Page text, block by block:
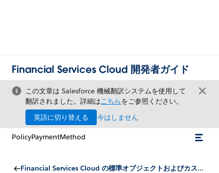
Financial Services Cloud 開発者ガイド
この文章は Salesforce 機械翻訳システムを使用して
翻訳されました。詳細はこちらをご参照ください。
英語に切り替える
今はしません
PolicyPaymentMethod
Financial Services Cloud の標準オブジェクトおよびカスタムオブジェクト